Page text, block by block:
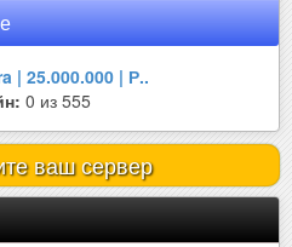
| 25.000.000 | Р..
0 из 555
ваш сервер